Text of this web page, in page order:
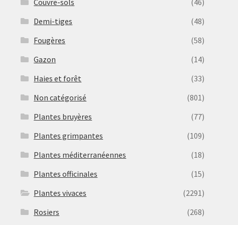
Couvre-sols
(46)
Demi-tiges
(48)
Fougères
(58)
Gazon
(14)
Haies et forêt
(33)
Non catégorisé
(801)
Plantes bruyères
(77)
Plantes grimpantes
(109)
Plantes méditerranéennes
(18)
Plantes officinales
(15)
Plantes vivaces
(2291)
Rosiers
(268)